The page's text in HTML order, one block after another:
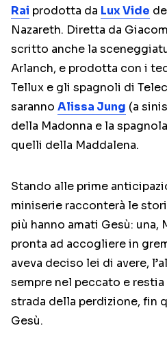
Rai prodotta da Lux Vide
Nazareth. Diretta da
scritto anche la
Arlanch, e prodotta con i
Tellux e gli spagnoli di
saranno Alissa Jung (a
della Madonna e la spagnola
quelli della Maddalena.
Stando alle prime
miniserie racconterà le
più hanno amati Gesù: una,
pronta ad accogliere in
aveva deciso lei di avere,
sempre nel peccato e restia
strada della perdizione, fin
Gesù.